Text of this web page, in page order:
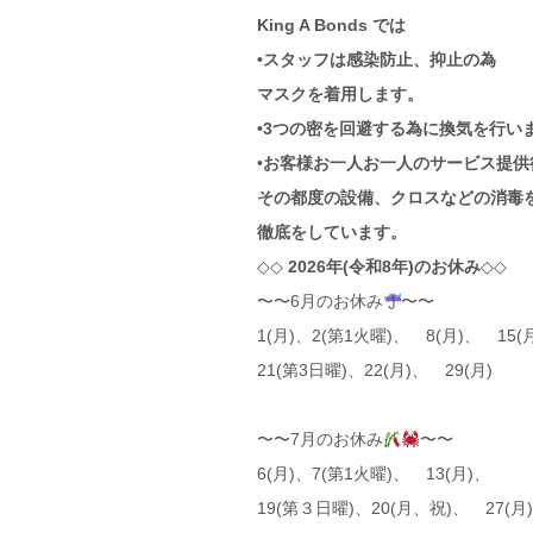
King A Bonds では
•スタッフは感染防止、抑止の為
マスクを着用します。
•3つの密を回避する為に換気を行い
•お客様お一人お一人のサービス提供
その都度の設備、クロスなどの消毒
徹底をしています。
◇◇ 2026年(令和8年)のお休み◇◇
〜〜6月のお休み
〜〜
1(月)、2(第1火曜)、 8(月)、 15(月
21(第3日曜)、22(月)、 29(月)
〜〜7月のお休み
〜〜
6(月)、7(第1火曜)、 13(月)、
19(第３日曜)、20(月、祝)、 27(月)